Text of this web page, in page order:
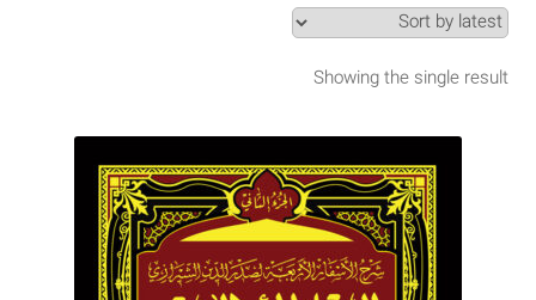
Search Results
Shop
برگه نمونه
Showing the single result